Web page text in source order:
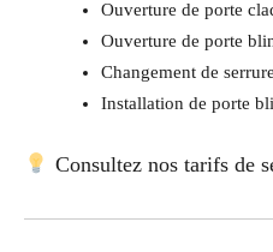
Ouverture de porte
Ouverture de porte
Changement de
Installation de porte
Consultez nos tarifs de